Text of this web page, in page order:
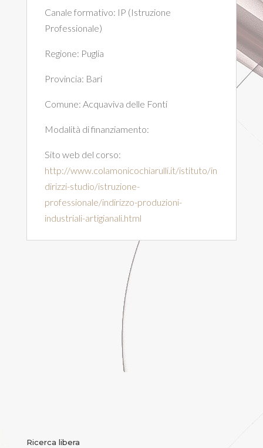
Canale formativo: IP (Istruzione
Professionale)
Regione: Puglia
Provincia: Bari
Comune: Acquaviva delle Fonti
Modalità di finanziamento:
Sito web del corso:
http://www.colamonicochiarulli.it/istituto/in
dirizzi-studio/istruzione-
professionale/indirizzo-produzioni-
industriali-artigianali.html
Ricerca libera